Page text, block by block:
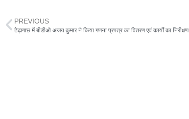
at
s
e
g e er l e
PREVIOUS
टेढ़ागाछ में बीडीओ अजय कुमार ने किया गणना प्रपत्र का वितरण एवं कार्यों का निरीक्षण